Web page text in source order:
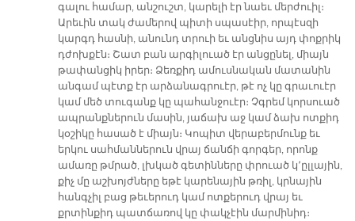
գալու համար, անշուշտ, կարելի էր նաեւ մերժուիլ։
Արեւին տակ ժամերով պիտի սպասէիր, որպէսզի
կարգդ հասնի, անունդ տրուի եւ անցնիս այդ փոքրիկ
դժոխքէն։ Շատ բան արգիլուած էր անցընել, միայն
թափանցիկ իրեր։ Ձեռքիդ ամուսնական մատանին
անգամ պէտք էր արձանագրուէր, թէ ոչ կը գրաւուէր
կամ մեծ տուգանք կը պահանջուէր։ Չգրեմ կորսուած
ապրանքներուն մասին, յաճախ աջ կամ ձախ ոտքիդ
կօշիկը հասած է միայն։ Կոպիտ վերաբերմունք եւ
երկու սահմաններուն վրայ ճանճի գորգեր, որոնք
ամառը թմրած, լխկած գետինները փրուած կ՚ըլլային,
քիչ մը աշխոյժները եթէ կարենային թռիլ, կրնային
հանգչիլ բաց թեւերուդ կամ ոտքերուդ վրայ եւ
քրտինքիդ պատճառով կը փակչէին մարմինիդ։